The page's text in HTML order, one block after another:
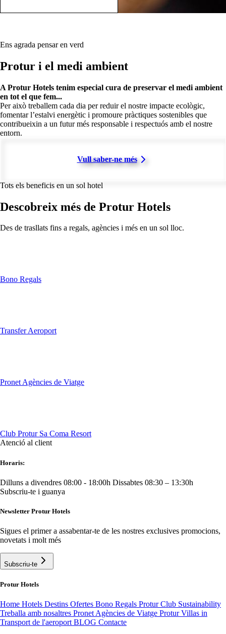
Ens agrada pensar en verd
Protur i el medi ambient
A Protur Hotels tenim especial cura de preservar el medi ambient
en tot el que fem...
Per això treballem cada dia per reduir el nostre impacte ecològic,
fomentar l’estalvi energètic i promoure pràctiques sostenibles que
contribueixin a un futur més responsable i respectuós amb el nostre
entorn.
Vull saber-ne més
Tots els beneficis en un sol hotel
Descobreix més de Protur Hotels
Des de trasllats fins a regals, agències i més en un sol lloc.
Bono Regals
Transfer Aeroport
Pronet Agències de Viatge
Club Protur Sa Coma Resort
Atenció al client
Horaris:
Dilluns a divendres 08:00 - 18:00h Dissabtes 08:30 – 13:30h
Subscriu-te i guanya
Newsletter Protur Hotels
Sigues el primer a assabentar-te de les nostres exclusives promocions,
novetats i molt més
Subscriu-te
Protur Hotels
Home Hotels Destins Ofertes Bono Regals Protur Club Sustainability
Treballa amb nosaltres Pronet Agències de Viatge Protur Villas in
Transport de l'aeroportBLOG Contacte